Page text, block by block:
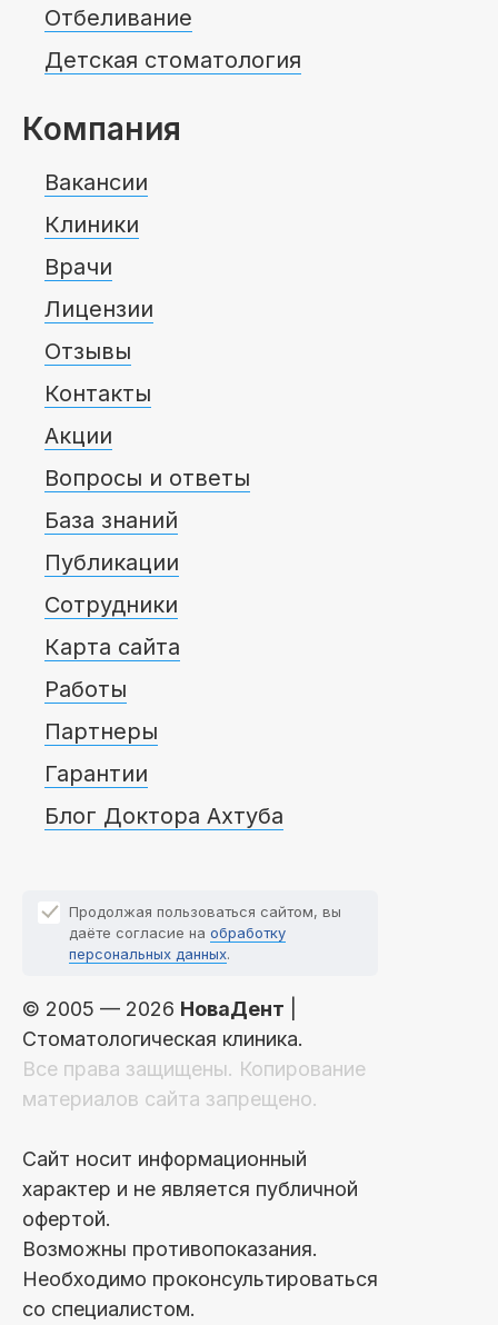
Отбеливание
Детская стоматология
Компания
Вакансии
Клиники
Врачи
Лицензии
Отзывы
Контакты
Акции
Вопросы и ответы
База знаний
Публикации
Сотрудники
Карта сайта
Работы
Партнеры
Гарантии
Блог Доктора Ахтуба
Продолжая пользоваться сайтом, вы
даёте согласие на обработку
персональных данных.
© 2005 — 2026 НоваДент
Стоматологическая клиника.
Все права защищены. Копирование
материалов сайта запрещено.
Сайт носит информационный
характер и не является публичной
офертой.
Возможны противопоказания.
Необходимо проконсультироваться
со специалистом.